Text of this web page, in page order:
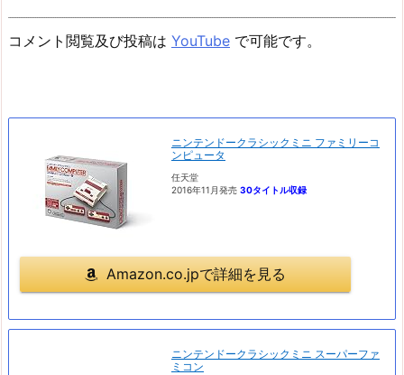
コメント閲覧及び投稿は YouTube で可能です。
ニンテンドークラシックミニ ファミリーコ
ンピュータ
任天堂
2016年11月発売 30タイトル収録
Amazon.co.jpで詳細を見る
ニンテンドークラシックミニ スーパーファ
ミコン